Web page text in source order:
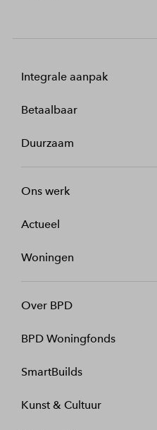
Integrale aanpak
Betaalbaar
Duurzaam
Ons werk
Actueel
Woningen
Over BPD
BPD Woningfonds
SmartBuilds
Kunst & Cultuur